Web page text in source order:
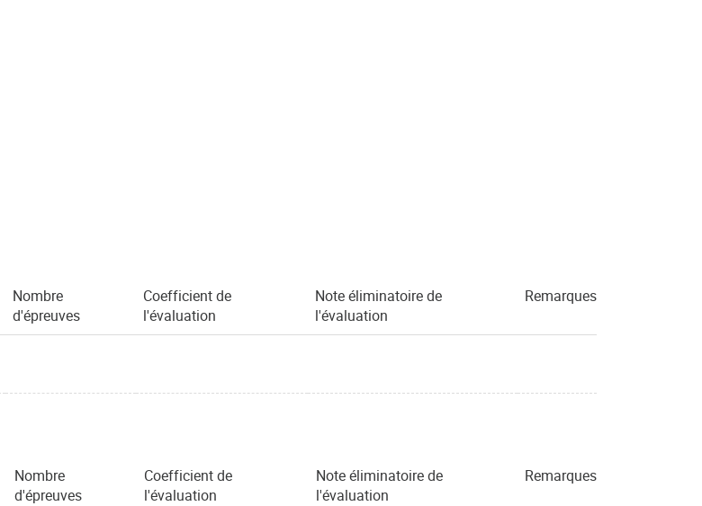
Nombre
d'épreuves
Coefficient de
l'évaluation
Note éliminatoire de
l'évaluation
Remarques
Nombre
d'épreuves
Coefficient de
l'évaluation
Note éliminatoire de
l'évaluation
Remarques